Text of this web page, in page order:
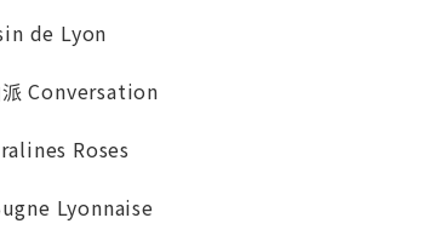
de Lyon
Conversation
Roses
Lyonnaise